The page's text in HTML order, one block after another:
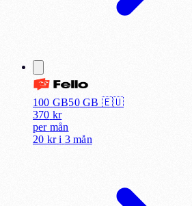
100 GB50GB 🇪🇺
370 kr
per mån
20 kr i 3 mån